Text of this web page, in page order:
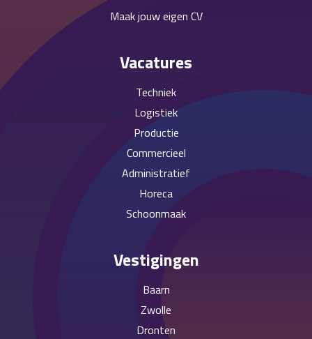
Maak jouw eigen CV
Vacatures
Techniek
Logistiek
Productie
Commercieel
Administratief
Horeca
Schoonmaak
Vestigingen
Baarn
Zwolle
Dronten